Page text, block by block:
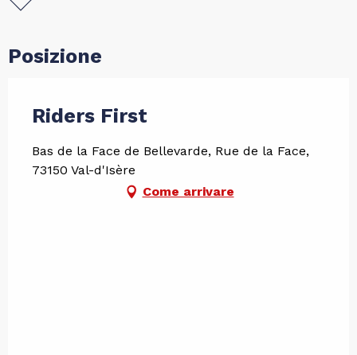
Posizione
Riders First
Bas de la Face de Bellevarde, Rue de la Face,
73150 Val-d'Isère
Come arrivare